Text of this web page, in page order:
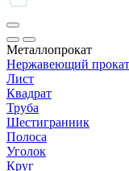
Металлопрокат
Нержавеющий прокат
Лист
Квадрат
Труба
Шестигранник
Полоса
Уголок
Круг